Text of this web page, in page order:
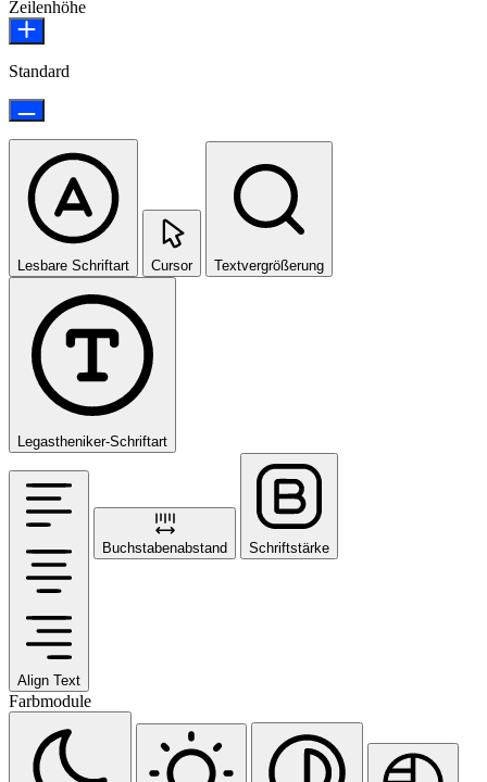
Zeilenhöhe
Standard
Lesbare Schriftart Cursor Textvergrößerung
Legastheniker-Schriftart
Align Text
Buchstabenabstand Schriftstärke
Farbmodule